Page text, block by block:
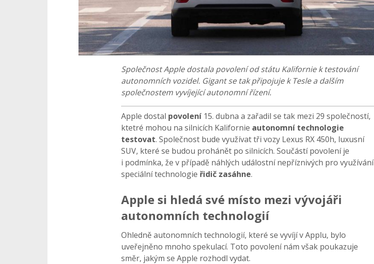
Společnost Apple dostala povolení od státu Kalifornie k testování
autonomních vozidel. Gigant se tak připojuje k Tesle a dalším
společnostem vyvíjející autonomní řízení.
Apple dostal povolení 15. dubna a zařadil se tak mezi 29 společností,
ktetré mohou na silnicích Kalifornie autonomní technologie
testovat. Společnost bude využívat tři vozy Lexus RX 450h, luxusní
SUV, které se budou prohánět po silnicích. Součástí povolení je
i podmínka, že v případě náhlých událostní nepříznivých pro využívání
speciální technologie řidič zasáhne.
Apple si hledá své místo mezi vývojáři
autonomních technologií
Ohledně autonomních technologií, které se vyvíjí v Applu, bylo
uveřejněno mnoho spekulací. Toto povolení nám však poukazuje
směr, jakým se Apple rozhodl vydat.